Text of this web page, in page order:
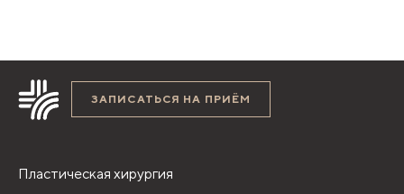
ЗАПИСАТЬСЯ НА ПРИЁМ
Пластическая хирургия